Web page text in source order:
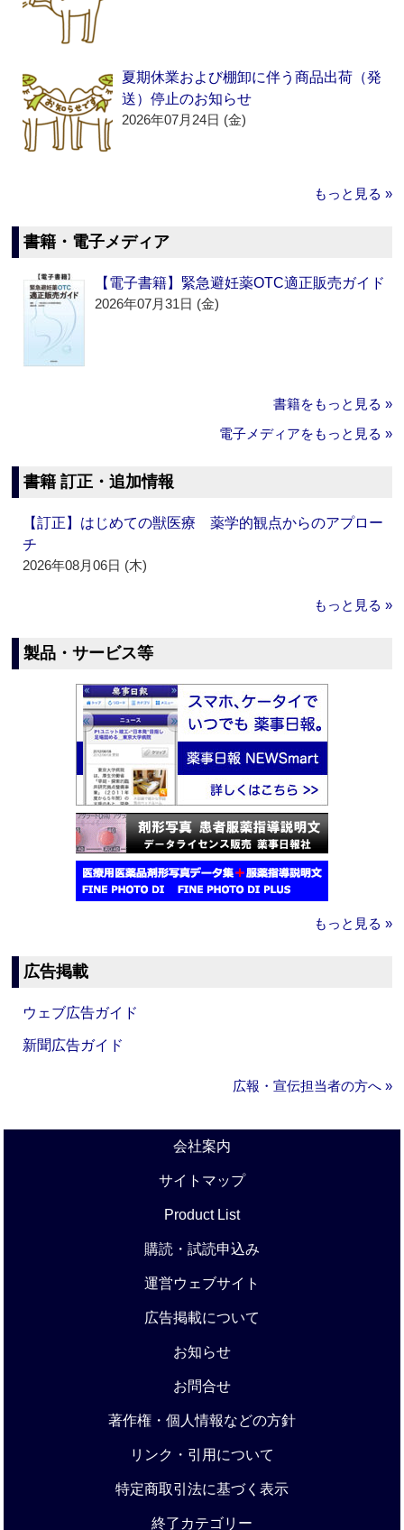
夏期休業および棚卸に伴う商品出荷（発
送）停止のお知らせ
2026年07月24日 (金)
もっと見る »
書籍・電子メディア
【電子書籍】緊急避妊薬OTC適正販売ガイド
2026年07月31日 (金)
書籍をもっと見る »
電子メディアをもっと見る »
書籍 訂正・追加情報
【訂正】はじめての獣医療 薬学的観点からのアプロー
チ
2026年08月06日 (木)
もっと見る »
製品・サービス等
もっと見る »
広告掲載
ウェブ広告ガイド
新聞広告ガイド
広報・宣伝担当者の方へ »
会社案内
サイトマップ
Product List
購読・試読申込み
運営ウェブサイト
広告掲載について
お知らせ
お問合せ
著作権・個人情報などの方針
リンク・引用について
特定商取引法に基づく表示
終了カテゴリー